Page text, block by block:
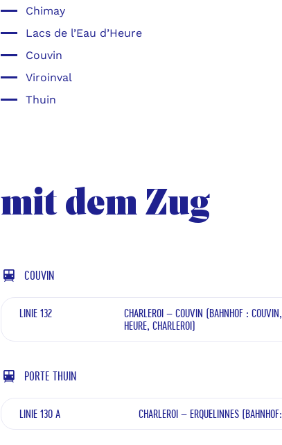
Chimay
Lacs de l’Eau d’Heure
Couvin
Viroinval
Thuin
mit dem Zug
COUVIN
LINIE 132
CHARLEROI – COUVIN (BAHNHOF :
HEURE, CHARLEROI)
PORTE THUIN
LINIE 130 A CHARLEROI – ERQUELINNES